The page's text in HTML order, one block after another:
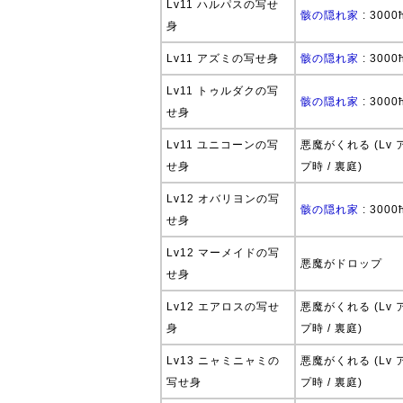
Lv11 ハルパスの写せ
身
骸の隠れ家 :
Lv11 アズミの写せ身 骸の隠れ家 :
Lv11 トゥルダクの写
せ身
骸の隠れ家 :
Lv11 ユニコーンの写
せ身
悪魔がくれる (Lv
プ時 / 裏庭)
Lv12 オバリヨンの写
せ身
骸の隠れ家 :
Lv12 マーメイドの写
せ身
悪魔がドロップ
Lv12 エアロスの写せ
身
悪魔がくれる (Lv
プ時 / 裏庭)
Lv13 ニャミニャミの
写せ身
悪魔がくれる (Lv
プ時 / 裏庭)